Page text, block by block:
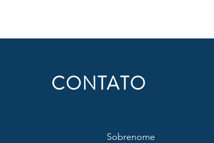
CONTATO
Sobrenome